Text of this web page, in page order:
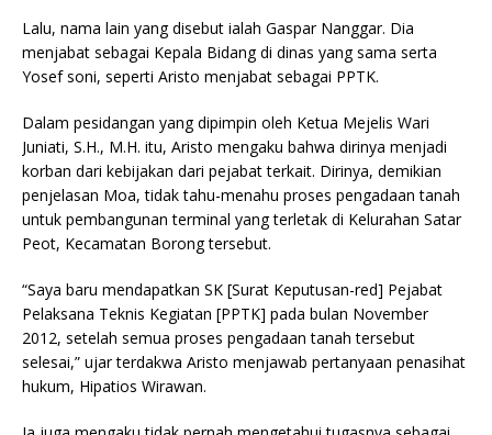
Lalu, nama lain yang disebut ialah Gaspar Nanggar. Dia
menjabat sebagai Kepala Bidang di dinas yang sama serta
Yosef soni, seperti Aristo menjabat sebagai PPTK.
Dalam pesidangan yang dipimpin oleh Ketua Mejelis Wari
Juniati, S.H., M.H. itu, Aristo mengaku bahwa dirinya menjadi
korban dari kebijakan dari pejabat terkait. Dirinya, demikian
penjelasan Moa, tidak tahu-menahu proses pengadaan tanah
untuk pembangunan terminal yang terletak di Kelurahan Satar
Peot, Kecamatan Borong tersebut.
“Saya baru mendapatkan SK [Surat Keputusan-red] Pejabat
Pelaksana Teknis Kegiatan [PPTK] pada bulan November
2012, setelah semua proses pengadaan tanah tersebut
selesai,” ujar terdakwa Aristo menjawab pertanyaan penasihat
hukum, Hipatios Wirawan.